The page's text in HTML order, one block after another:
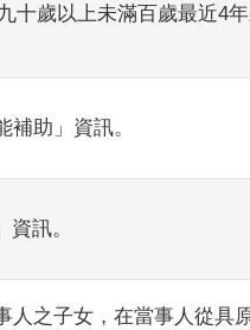
十歲以上未滿百歲最近4
助」資訊。
訊。
人之子女，在當事人從